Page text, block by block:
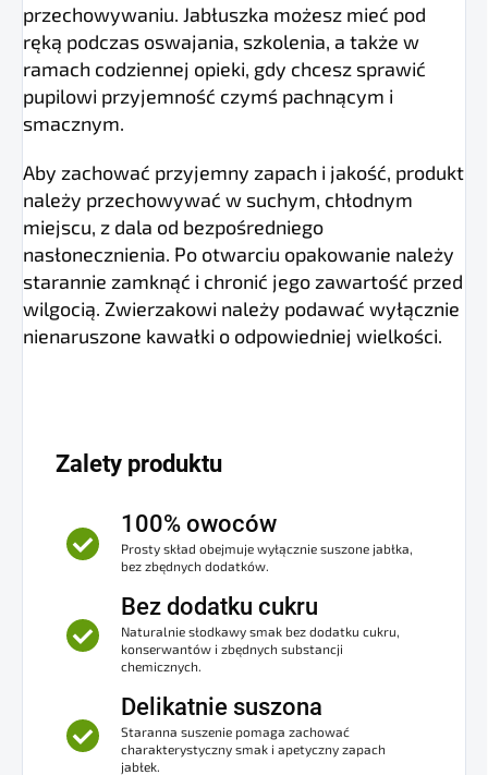
przechowywaniu. Jabłuszka możesz mieć pod
ręką podczas oswajania, szkolenia, a także w
ramach codziennej opieki, gdy chcesz sprawić
pupilowi przyjemność czymś pachnącym i
smacznym.
Aby zachować przyjemny zapach i jakość, produkt
należy przechowywać w suchym, chłodnym
miejscu, z dala od bezpośredniego
nasłonecznienia. Po otwarciu opakowanie należy
starannie zamknąć i chronić jego zawartość przed
wilgocią. Zwierzakowi należy podawać wyłącznie
nienaruszone kawałki o odpowiedniej wielkości.
Zalety produktu
100% owoców
Prosty skład obejmuje wyłącznie suszone jabłka,
bez zbędnych dodatków.
Bez dodatku cukru
Naturalnie słodkawy smak bez dodatku cukru,
konserwantów i zbędnych substancji
chemicznych.
Delikatnie suszona
Staranna suszenie pomaga zachować
charakterystyczny smak i apetyczny zapach
jabłek.